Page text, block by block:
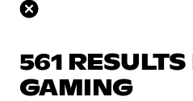
561
GAMING